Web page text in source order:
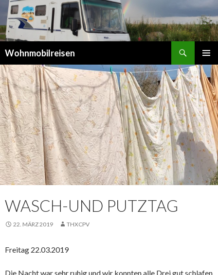
Wohnmobilreisen
MENÜ
ZUM
INHALT
WASCH-UND PUTZTAG
22. MÄRZ 2019 THXCPV
Freitag 22.03.2019
Die Nacht war sehr ruhig und wir konnten alle Drei gut schlafen